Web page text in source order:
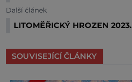
Další článek
LITOMĚŘICKÝ HROZEN 2023.
SOUVISEJÍCÍ ČLÁNKY